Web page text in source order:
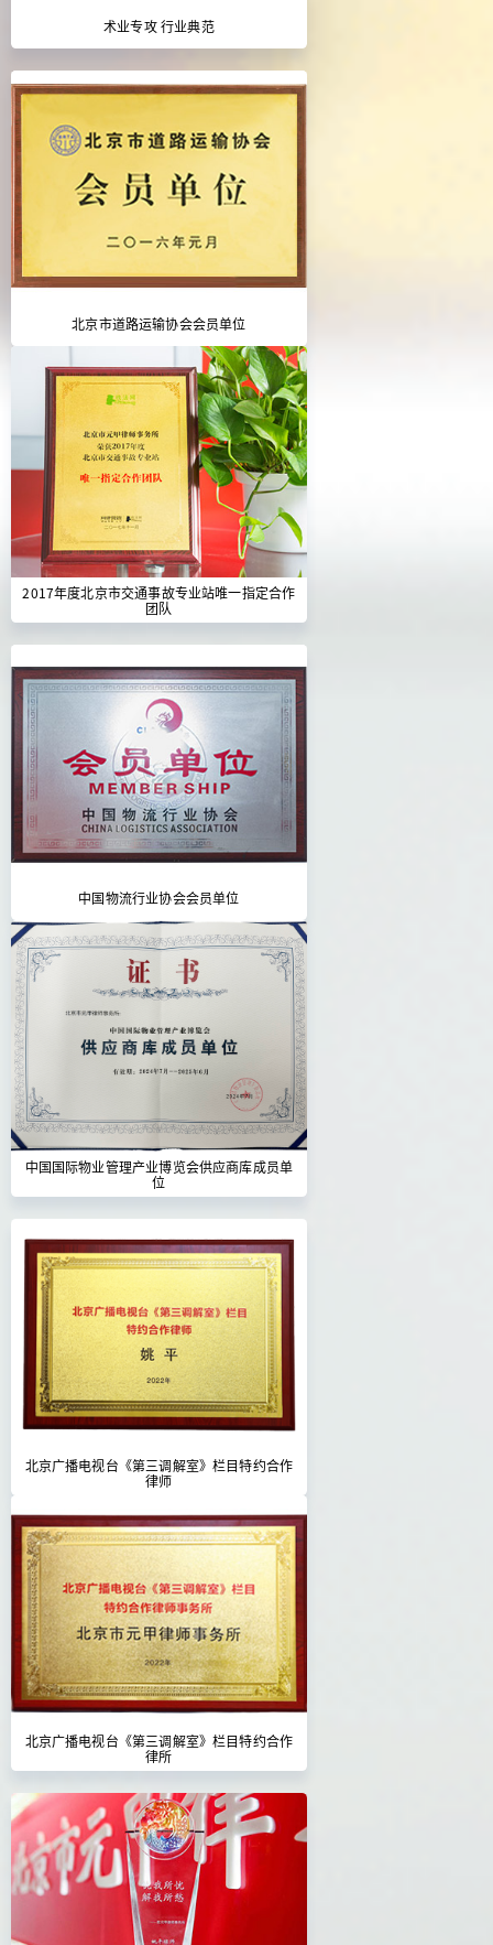
术业专攻 行业典范
北京市道路运输协会会员单位
2017年度北京市交通事故专业站唯一指定合作
团队
中国物流行业协会会员单位
中国国际物业管理产业博览会供应商库成员单
位
北京广播电视台《第三调解室》栏目特约合作
律师
北京广播电视台《第三调解室》栏目特约合作
律所